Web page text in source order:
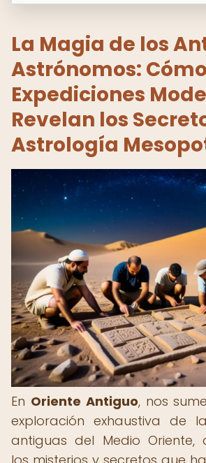
La Magia de los
Astrónomos:
Expediciones
Revelan los
Astrología
En Oriente Antiguo, nos
exploración exhaustiva de
antiguas del Medio Oriente,